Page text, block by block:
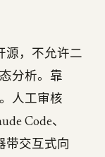
源，不允许二
分析。靠
人工审核
Code、
带交互式向